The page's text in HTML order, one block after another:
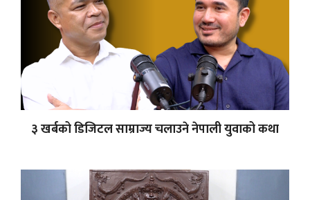
३ खर्बको डिजिटल साम्राज्य चलाउने नेपाली युवाको कथा